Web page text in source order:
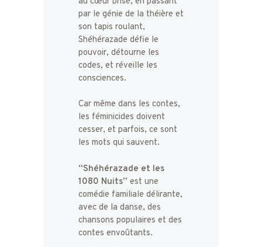
par le génie de la théière et
son tapis roulant,
Shéhérazade défie le
pouvoir, détourne les
codes, et réveille les
consciences.
Car même dans les contes,
les féminicides doivent
cesser, et parfois, ce sont
les mots qui sauvent.
“Shéhérazade et les
1080 Nuits” est une
comédie familiale délirante,
avec de la danse, des
chansons populaires et des
contes envoûtants.